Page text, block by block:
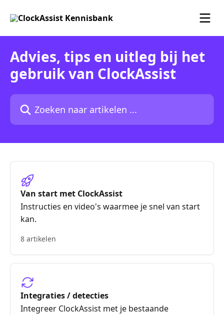
Advies, tips en uitleg bij het
gebruik van ClockAssist
Zoeken naar artikelen ...
Van start met ClockAssist
Instructies en video's waarmee je snel van start
kan.
8 artikelen
Integraties / detecties
Integreer ClockAssist met je bestaande